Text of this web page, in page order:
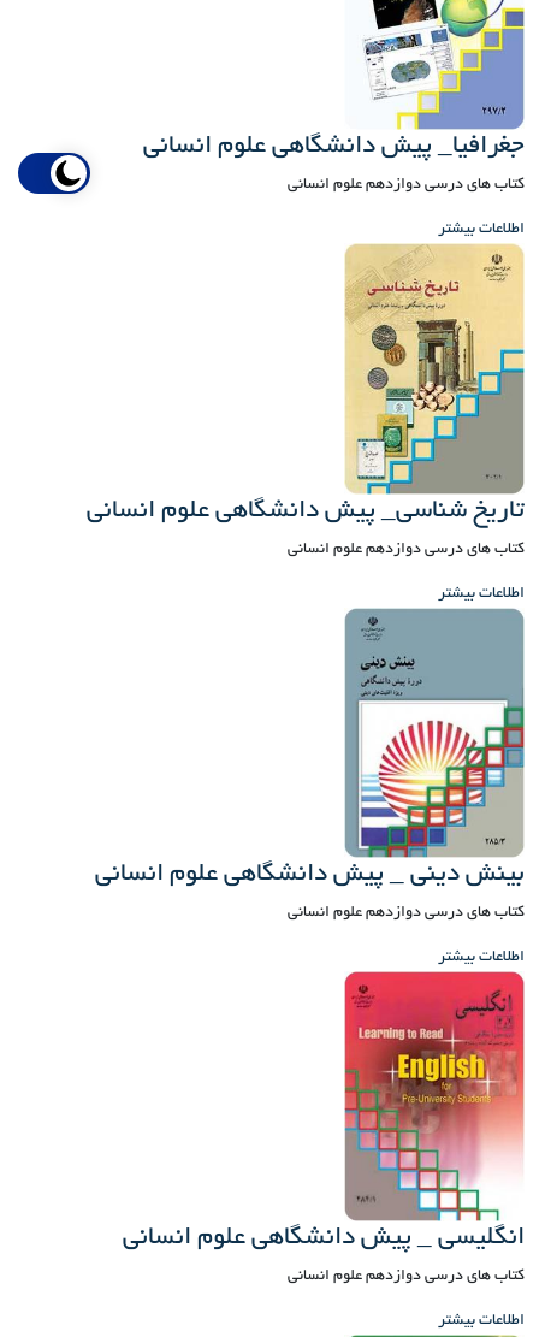
جغرافیا_ پیش دانشگاهی علوم انسانی
کتاب های درسی دوازدهم علوم انسانی
اطلاعات بیشتر
تاریخ شناسی_ پیش دانشگاهی علوم انسانی
کتاب های درسی دوازدهم علوم انسانی
اطلاعات بیشتر
بینش دینی _ پیش دانشگاهی علوم انسانی
کتاب های درسی دوازدهم علوم انسانی
اطلاعات بیشتر
انگلیسی _ پیش دانشگاهی علوم انسانی
کتاب های درسی دوازدهم علوم انسانی
اطلاعات بیشتر